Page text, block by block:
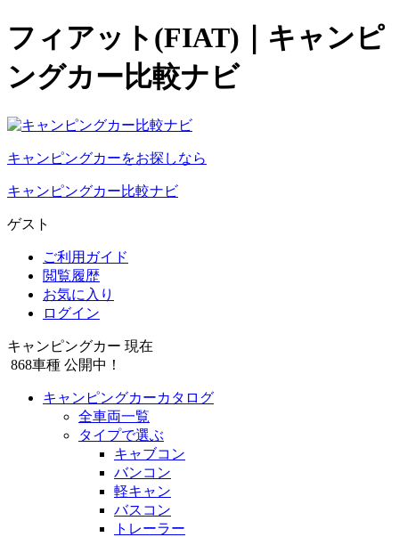
フィアット(FIAT)｜キャンピ
ングカー比較ナビ
キャンピングカーをお探しなら
キャンピングカー比較ナビ
ゲスト
ご利用ガイド
閲覧履歴
お気に入り
ログイン
キャンピングカー 現在
868車種 公開中！
キャンピングカーカタログ
全車両一覧
タイプで選ぶ
キャブコン
バンコン
軽キャン
バスコン
トレーラー